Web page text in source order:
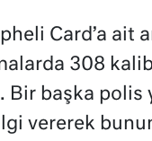
Card’a ait
308
Bir başka
vererek